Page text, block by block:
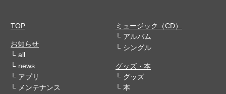
TOP
お知らせ
all
news
アプリ
メンテナンス
ミュージック（CD）
アルバム
シングル
グッズ・本
グッズ
本